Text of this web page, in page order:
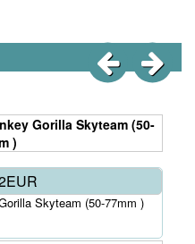
Skyteam (50-77mm )